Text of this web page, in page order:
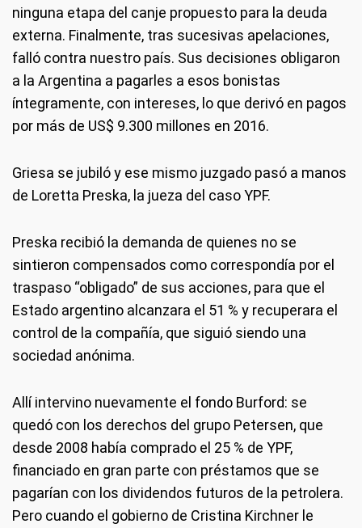
ninguna etapa del canje propuesto para la deuda
externa. Finalmente, tras sucesivas apelaciones,
falló contra nuestro país. Sus decisiones obligaron
a la Argentina a pagarles a esos bonistas
íntegramente, con intereses, lo que derivó en pagos
por más de US$ 9.300 millones en 2016.
Griesa se jubiló y ese mismo juzgado pasó a manos
de Loretta Preska, la jueza del caso YPF.
Preska recibió la demanda de quienes no se
sintieron compensados como correspondía por el
traspaso “obligado” de sus acciones, para que el
Estado argentino alcanzara el 51 % y recuperara el
control de la compañía, que siguió siendo una
sociedad anónima.
Allí intervino nuevamente el fondo Burford: se
quedó con los derechos del grupo Petersen, que
desde 2008 había comprado el 25 % de YPF,
financiado en gran parte con préstamos que se
pagarían con los dividendos futuros de la petrolera.
Pero cuando el gobierno de Cristina Kirchner le